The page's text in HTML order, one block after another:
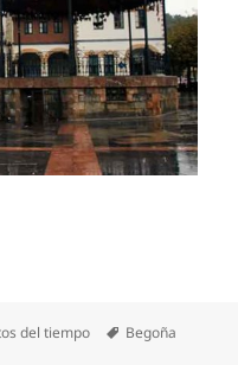
del tiempo Etiquetas
Begoña